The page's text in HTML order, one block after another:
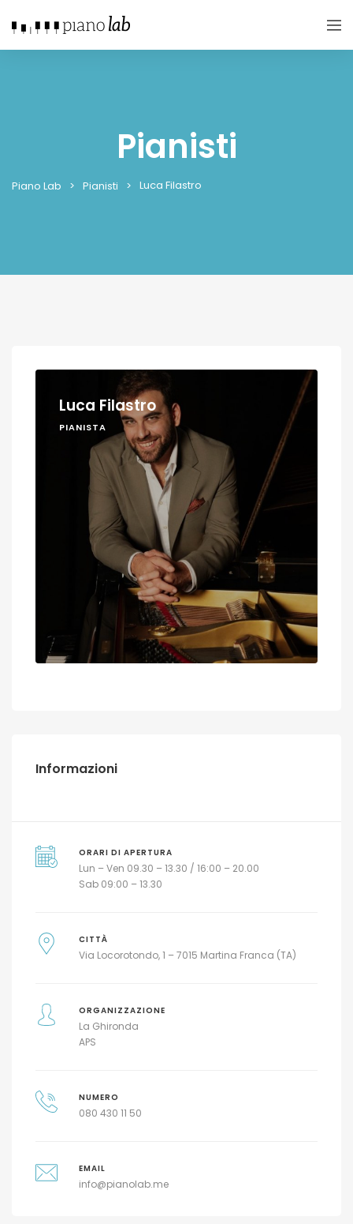
Pianisti
Piano Lab Pianisti Luca Filastro
Luca Filastro
PIANISTA
Informazioni
ORARI DI APERTURA
Lun – Ven 09.30 – 13.30 / 16:00 – 20.00
Sab 09:00 – 13.30
CITTÀ
Via Locorotondo, 1 – 7015 Martina Franca (TA)
ORGANIZZAZIONE
La Ghironda
APS
NUMERO
080 430 11 50
EMAIL
info@pianolab.me